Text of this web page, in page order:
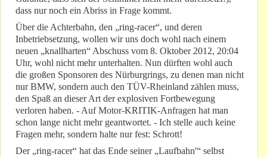
dass nur noch ein Abriss in Frage kommt.
Über die Achterbahn, den „ring-racer“, und deren
Inbetriebsetzung, wollen wir uns doch wohl nach einem
neuen „knallharten“ Abschuss vom 8. Oktober 2012, 20:04
Uhr, wohl nicht mehr unterhalten. Nun dürften wohl auch
die großen Sponsoren des Nürburgrings, zu denen man nicht
nur BMW, sondern auch den TÜV-Rheinland zählen muss,
den Spaß an dieser Art der explosiven Fortbewegung
verloren haben. - Auf Motor-KRITIK-Anfragen hat man
schon lange nicht mehr geantwortet. - Ich stelle auch keine
Fragen mehr, sondern halte nur fest: Schrott!
Der „ring-racer“ hat das Ende seiner „Laufbahn'“ selbst